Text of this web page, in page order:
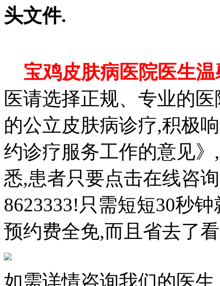
头文件.
宝鸡皮肤病医院医生
医请选择正规、专业的
的公立皮肤病诊疗,积极
约诊疗服务工作的意见
悉,患者只要点击在线咨
8623333!只需短短30秒
预约费全免,而且省去了
如需详情咨询我们的医生